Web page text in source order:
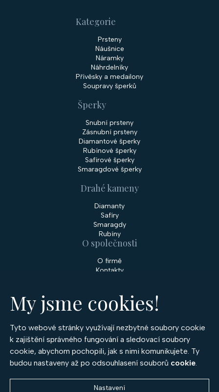
My jsme cookies!
Tyto webové stránky využívají nezbytné soubory cookie
k zajištění správného fungování a sledovací soubory
cookie, abychom pochopili, jak s nimi komunikujete. Ty
budou nastaveny až po odsouhlasení souborů cookie.
Nastavení
Kategorie
Prsteny
Náušnice
Náramky
Náhrdelníky
Přívěsky a medailony
Soupravy šperků
Šperky
Snubní prsteny
Zásnubní prsteny
Diamantové šperky
Rubínové šperky
Safírové šperky
Smaragdové šperky
Drahé kameny
Diamanty
Safíry
Smaragdy
Rubíny
O společnosti
O firmě
Kontakty
Služby
Zakázková výroba šperků
Nakupování
Obchodní podmínky
GDPR